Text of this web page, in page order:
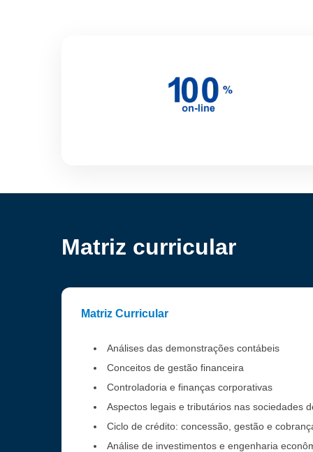
Matriz curricular
Matriz Curricular
Análises das demonstrações contábeis
Conceitos de gestão financeira
Controladoria e finanças corporativas
Aspectos legais e tributários nas sociedades
Ciclo de crédito: concessão, gestão e
Análise de investimentos e engenharia